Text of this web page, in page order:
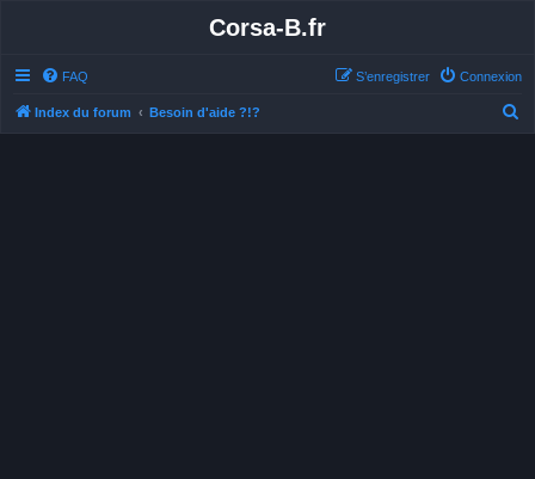
Corsa-B.fr
FAQ Connexion
S’enregistrer
Index du forum Besoin d'aide ?!?